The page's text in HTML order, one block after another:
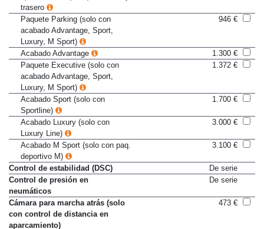
aparcamiento (PDC) delantero y
trasero
Paquete Parking (solo con
acabado Advantage, Sport,
Luxury, M Sport)
Acabado Advantage
1.300 €
Paquete Executive (solo con
acabado Advantage, Sport,
Luxury, M Sport)
Acabado Sport (solo con
Sportline)
Acabado Luxury (solo con
Luxury Line)
Acabado M Sport (solo con paq.
deportivo M)
Control de estabilidad (DSC)
De serie
Control de presión en
neumáticos
Cámara para marcha atrás (solo
con control de distancia en